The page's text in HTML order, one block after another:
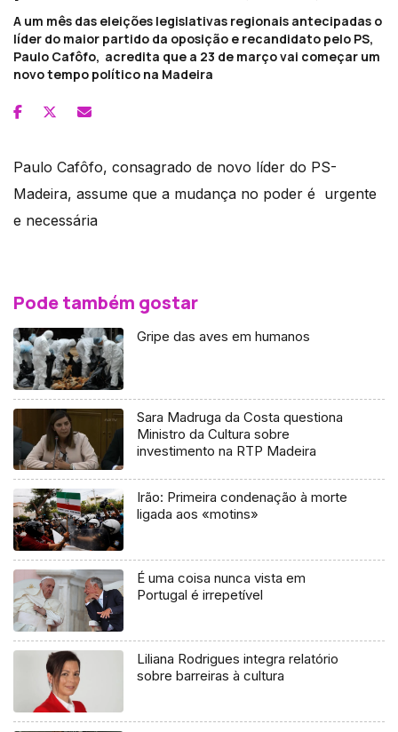
A um mês das eleições legislativas regionais antecipadas o
líder do maior partido da oposição e recandidato pelo PS,
Paulo Cafôfo, acredita que a 23 de março vai começar um
novo tempo político na Madeira
Paulo Cafôfo, consagrado de novo líder do PS-
Madeira, assume que a mudança no poder é urgente
e necessária
Pode também gostar
Gripe das aves em humanos
Sara Madruga da Costa questiona
Ministro da Cultura sobre
investimento na RTP Madeira
Irão: Primeira condenação à morte
ligada aos «motins»
É uma coisa nunca vista em
Portugal é irrepetível
Liliana Rodrigues integra relatório
sobre barreiras à cultura